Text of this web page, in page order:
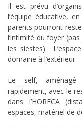
Il est prévu
l’équipe éducative,
parents pourront
l’intimité du foyer
les siestes).
domaine à l’extérieur.
Le self, aménagé
rapidement, avec le
dans l’HORECA
espaces, matériel de